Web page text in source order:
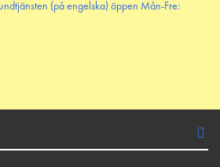
(på engelska) öppen Mån-Fre: